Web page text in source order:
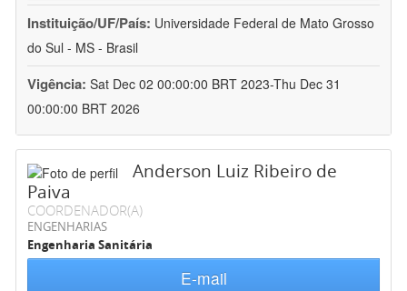
Instituição/UF/País: Universidade Federal de Mato Grosso
do Sul - MS - Brasil
Vigência: Sat Dec 02 00:00:00 BRT 2023-Thu Dec 31
00:00:00 BRT 2026
Anderson Luiz Ribeiro de
Paiva
COORDENADOR(A)
ENGENHARIAS
Engenharia Sanitária
E-mail